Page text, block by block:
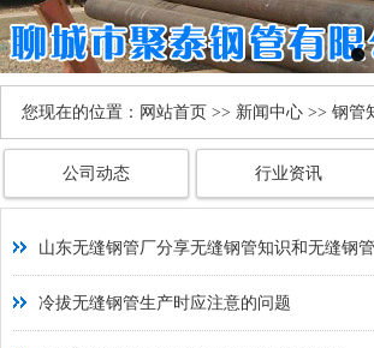
您现在的位置： 网站首页 >> 新闻中心 >> 钢管
公司动态 行业资讯
山东无缝钢管厂分享无缝钢管知识和无缝钢
冷拔无缝钢管生产时应注意的问题